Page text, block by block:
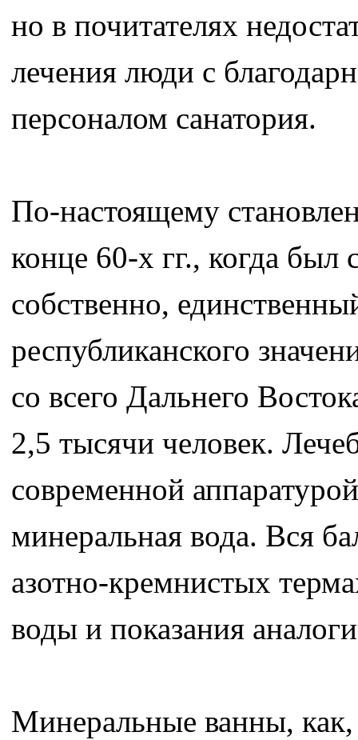
но в почитателях
лечения люди с
персоналом санатория.
По-настоящему
конце 60-х гг., когда
собственно,
республиканского
со всего Дальнего
2,5 тысячи человек.
современной
минеральная вода. Вся
азотно-кремнистых
воды и показания
Минеральные ванны,